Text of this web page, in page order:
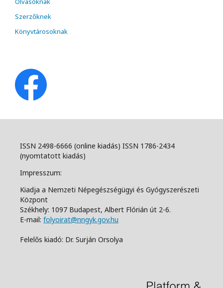
Szerzőknek
Könyvtárosoknak
ISSN 2498-6666 (online kiadás) ISSN 1786-2434
(nyomtatott kiadás)
Impresszum:
Kiadja a Nemzeti Népegészségügyi és Gyógyszerészeti
Központ
Székhely: 1097 Budapest, Albert Flórián út 2-6.
E-mail: folyoirat@nngyk.gov.hu
Felelős kiadó: Dr. Surján Orsolya